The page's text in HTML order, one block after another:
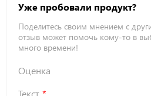
Уже пробовали продукт?
Поделитесь своим мнением с
отзыв может помочь кому-то в
много времени!
Оценка
Текст